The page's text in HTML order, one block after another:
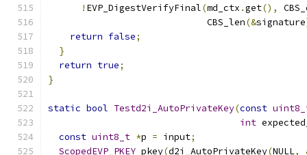
! EVP_DigestVerifyFinal(md_ctx .get(),
                             CBS_len
(&signature
return false;
}
return true;
}
static bool Testd2i_AutoPrivateKey(const
int
const uint8_t *p = input;
ScopedEVP_PKEY pkey(d2i_AutoPrivateKey(NULL,